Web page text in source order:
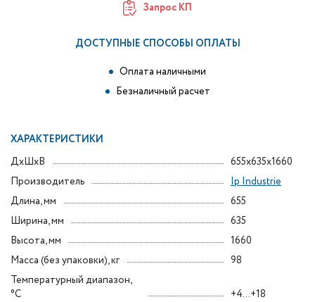
Запрос КП
ДОСТУПНЫЕ СПОСОБЫ ОПЛАТЫ
Оплата наличными
Безналичный расчет
ХАРАКТЕРИСТИКИ
ДxШxВ
655x635x1660
Производитель
Ip Industrie
Длина, мм
655
Ширина, мм
635
Высота, мм
1660
Масса (без упаковки), кг
98
Температурный диапазон,
°C
+4...+18